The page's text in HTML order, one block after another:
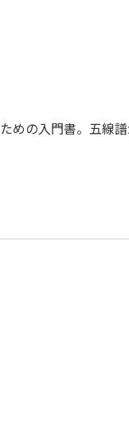
めの入門書。五線